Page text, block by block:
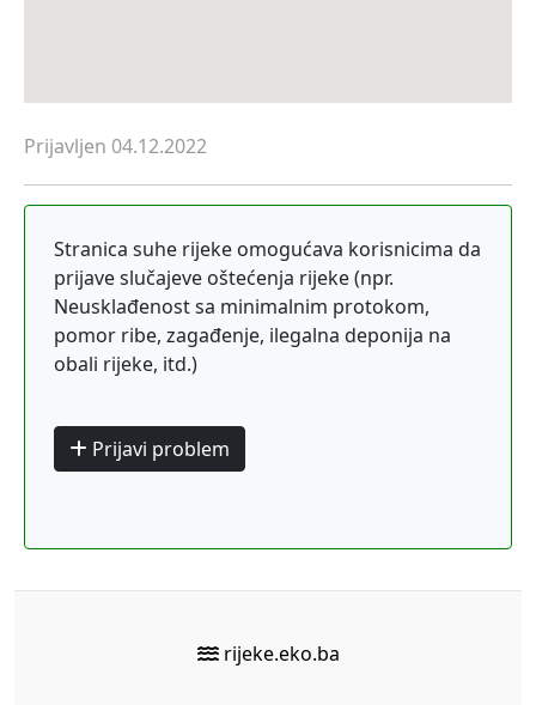
Prijavljen 04.12.2022
Stranica suhe rijeke omogućava korisnicima da
prijave slučajeve oštećenja rijeke (npr.
Neusklađenost sa minimalnim protokom,
pomor ribe, zagađenje, ilegalna deponija na
obali rijeke, itd.)
Prijavi problem
rijeke.eko.ba